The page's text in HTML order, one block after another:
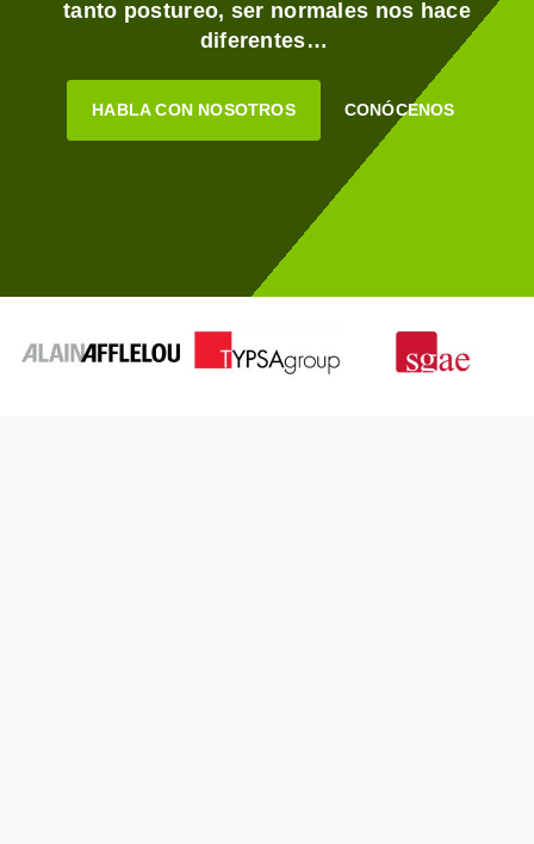
tanto postureo, ser normales nos hace
diferentes…
HABLA CON NOSOTROS CONÓCENOS